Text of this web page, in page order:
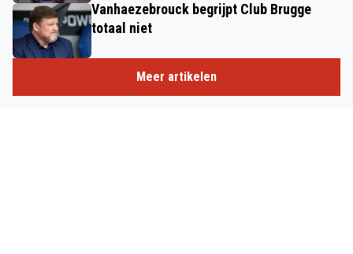
Vanhaezebrouck begrijpt Club Brugge
totaal niet
Meer artikelen